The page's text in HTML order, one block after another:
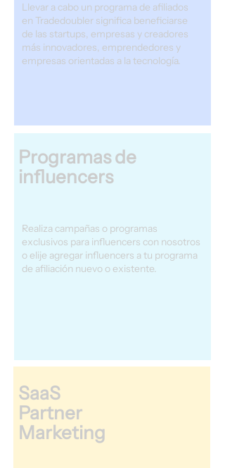
Llevar a cabo un programa de afiliados
en Tradedoubler significa beneficiarse
de las startups, empresas y creadores
más innovadores, emprendedores y
empresas orientadas a la tecnología.
Realiza campañas o programas
exclusivos para influencers con nosotros
o elije agregar influencers a tu programa
de afiliación nuevo o existente.
Programas de
influencers
SaaS
Partner
Marketing